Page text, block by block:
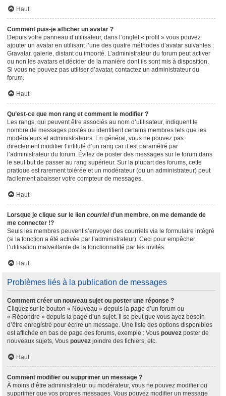
Haut
Comment puis-je afficher un avatar ?
Depuis votre panneau d’utilisateur, dans l’onglet « profil » vous pouvez
ajouter un avatar en utilisant l’une des quatre méthodes d’avatar suivantes :
Gravatar, galerie, distant ou importé. L’administrateur du forum peut activer
ou non les avatars et décider de la manière dont ils sont mis à disposition.
Si vous ne pouvez pas utiliser d’avatar, contactez un administrateur du
forum.
Haut
Qu’est-ce que mon rang et comment le modifier ?
Les rangs, qui peuvent être associés au nom d’utilisateur, indiquent le
nombre de messages postés ou identifient certains membres tels que les
modérateurs et administrateurs. En général, vous ne pouvez pas
directement modifier l’intitulé d’un rang car il est paramétré par
l’administrateur du forum. Évitez de poster des messages sur le forum dans
le seul but de passer au rang supérieur. Sur la plupart des forums, cette
pratique est rarement tolérée et un modérateur (ou un administrateur) peut
facilement abaisser votre compteur de messages.
Haut
Lorsque je clique sur le lien courrield’un membre, on me demande de
me connecter !?
Seuls les membres peuvent s’envoyer des courriels via le formulaire intégré
(si la fonction a été activée par l’administrateur). Ceci pour empêcher
l’utilisation malveillante de la fonctionnalité par les invités.
Haut
Problèmes liés à la publication de messages
Comment créer un nouveau sujet ou poster une réponse ?
Cliquez sur le bouton « Nouveau » depuis la page d’un forum ou
« Répondre » depuis la page d’un sujet. Il se peut que vous ayez besoin
d’être enregistré pour écrire un message. Une liste des options disponibles
est affichée en bas de page des forums, exemple : Vous pouvez poster de
nouveaux sujets, Vous pouvez joindre des fichiers, etc.
Haut
Comment modifier ou supprimer un message ?
À moins d’être administrateur ou modérateur, vous ne pouvez modifier ou
supprimer que vos propres messages. Vous pouvez modifier un message